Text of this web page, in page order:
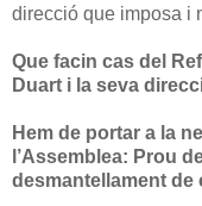
direcció que imposa i
Que facin cas del
Duart i la seva
Hem de portar a la
l’Assemblea: Prou
desmantellament de